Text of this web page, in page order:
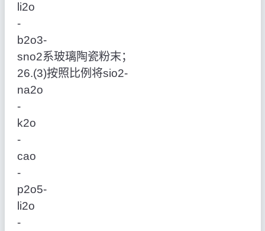
li2o
‑
b2o3‑
sno2系玻璃陶瓷粉末；
26.(3)按照比例将sio2‑
na2o
‑
k2o
‑
cao
‑
p2o5‑
li2o
‑